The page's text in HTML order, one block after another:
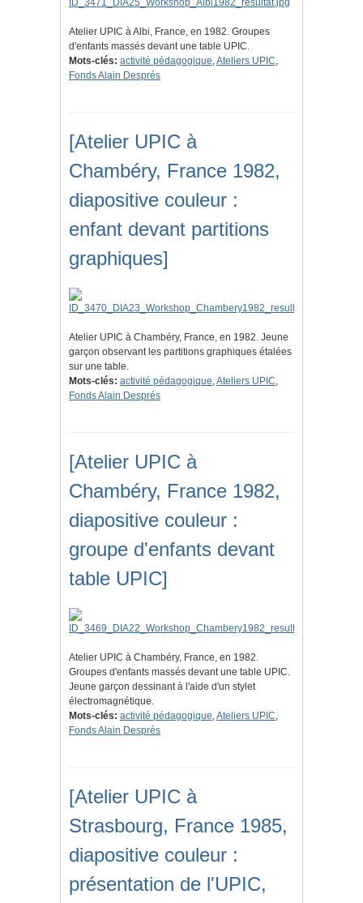
Atelier UPIC à Albi, France, en 1982. Groupes
d'enfants massés devant une table UPIC.
Mots-clés: activité pédagogique,Ateliers UPIC,
Fonds Alain Després
[Atelier UPIC à
Chambéry, France 1982,
diapositive couleur :
enfant devant partitions
graphiques]
Atelier UPIC à Chambéry, France, en 1982. Jeune
garçon observant les partitions graphiques étalées
sur une table.
Mots-clés: activité pédagogique,Ateliers UPIC,
Fonds Alain Després
[Atelier UPIC à
Chambéry, France 1982,
diapositive couleur :
groupe d'enfants devant
table UPIC]
Atelier UPIC à Chambéry, France, en 1982.
Groupes d'enfants massés devant une table UPIC.
Jeune garçon dessinant à l'aide d'un stylet
électromagnétique.
Mots-clés: activité pédagogique,Ateliers UPIC,
Fonds Alain Després
[Atelier UPIC à
Strasbourg, France 1985,
diapositive couleur :
présentation de l'UPIC,